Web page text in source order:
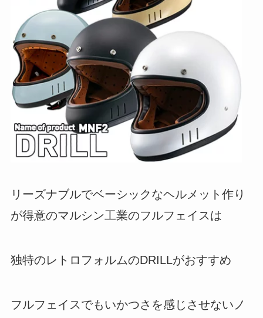
リーズナブルでベーシックなヘルメット作り
が得意のマルシン工業のフルフェイスは
独特のレトロフォルムのDRILLがおすすめ
フルフェイスでもいかつさを感じさせないノ